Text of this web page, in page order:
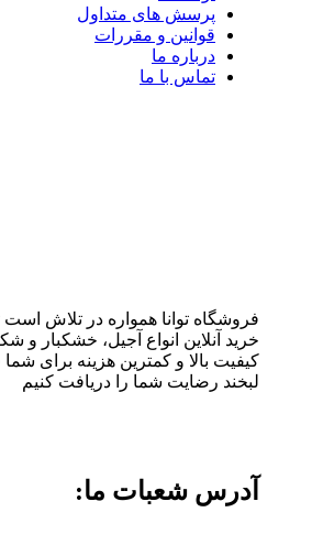
پرسش های متداول
قوانین و مقررات
درباره ما
تماس با ما
فروشگاه توانا همواره در تلاش است
خرید آنلاین انواع آجیل، خشکبار و
کیفیت بالا و کمترین هزینه برای شما
لبخند رضایت شما را دریافت کنیم
آدرس شعبات ما: